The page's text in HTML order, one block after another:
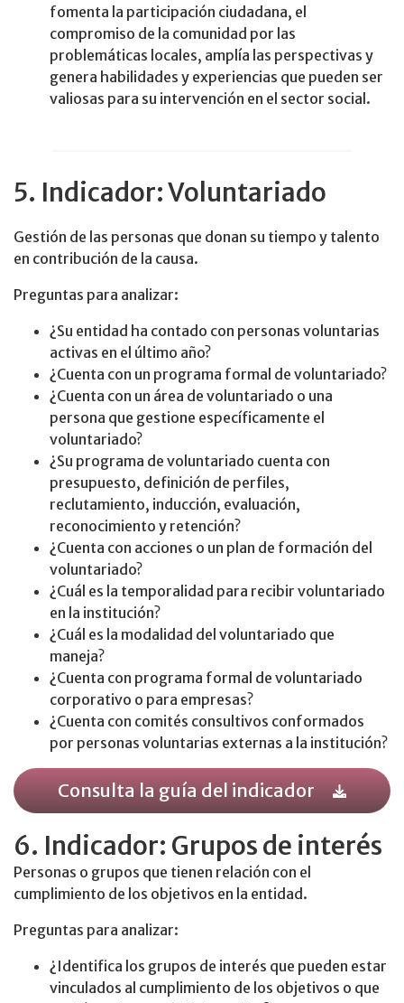
fomenta la participación ciudadana, el
compromiso de la comunidad por las
problemáticas locales, amplía las perspectivas y
genera habilidades y experiencias que pueden ser
valiosas para su intervención en el sector social.
5. Indicador: Voluntariado
Gestión de las personas que donan su tiempo y talento
en contribución de la causa.
Preguntas para analizar:
¿Su entidad ha contado con personas voluntarias
activas en el último año?
¿Cuenta con un programa formal de voluntariado?
¿Cuenta con un área de voluntariado o una
persona que gestione específicamente el
voluntariado?
¿Su programa de voluntariado cuenta con
presupuesto, definición de perfiles,
reclutamiento, inducción, evaluación,
reconocimiento y retención?
¿Cuenta con acciones o un plan de formación del
voluntariado?
¿Cuál es la temporalidad para recibir voluntariado
en la institución?
¿Cuál es la modalidad del voluntariado que
maneja?
¿Cuenta con programa formal de voluntariado
corporativo o para empresas?
¿Cuenta con comités consultivos conformados
por personas voluntarias externas a la institución?
Consulta la guía del indicador
6. Indicador: Grupos de interés
Personas o grupos que tienen relación con el
cumplimiento de los objetivos en la entidad.
Preguntas para analizar:
¿Identifica los grupos de interés que pueden estar
vinculados al cumplimiento de los objetivos o que